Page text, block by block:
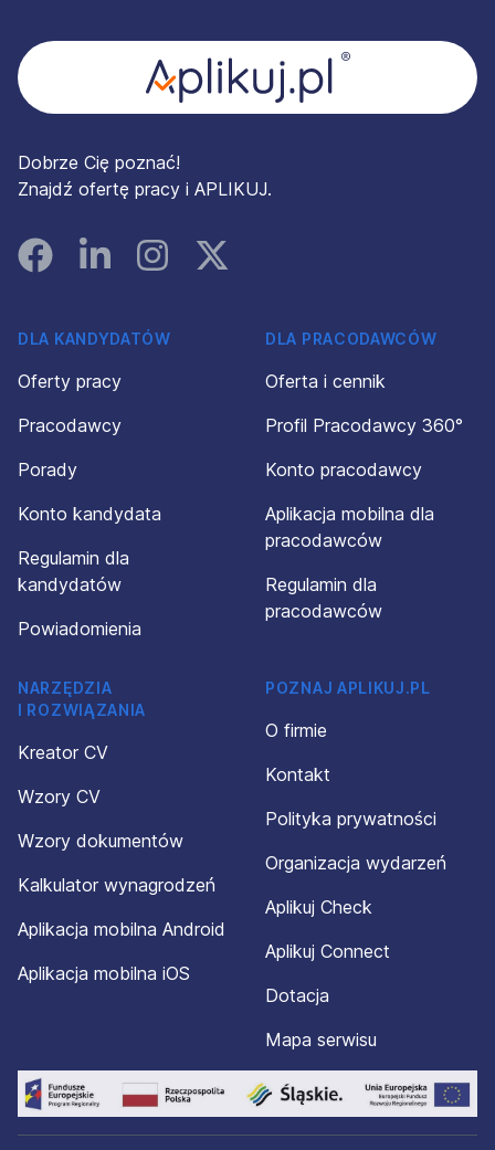
Dobrze Cię poznać!
Znajdź ofertę pracy i APLIKUJ.
FacebookLinked InInstagramInstagram
DLA KANDYDATÓW
Oferty pracy
Pracodawcy
Porady
Konto kandydata
Regulamin dla
kandydatów
Powiadomienia
DLA PRACODAWCÓW
Oferta i cennik
Profil Pracodawcy 360°
Konto pracodawcy
Aplikacja mobilna dla
pracodawców
Regulamin dla
pracodawców
NARZĘDZIA
I ROZWIĄZANIA
Kreator CV
Wzory CV
Wzory dokumentów
Kalkulator wynagrodzeń
Aplikacja mobilna Android
Aplikacja mobilna iOS
POZNAJ APLIKUJ.PL
O firmie
Kontakt
Polityka prywatności
Organizacja wydarzeń
Aplikuj Check
Aplikuj Connect
Dotacja
Mapa serwisu